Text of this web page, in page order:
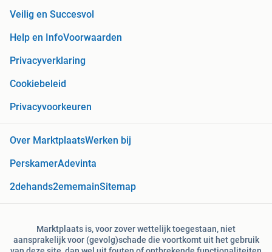
Veilig en Succesvol
Help en InfoVoorwaarden
Privacyverklaring
Cookiebeleid
Privacyvoorkeuren
Over MarktplaatsWerken bij
PerskamerAdevinta
2dehands2ememainSitemap
Marktplaats is, voor zover wettelijk toegestaan, niet
aansprakelijk voor (gevolg)schade die voortkomt uit het gebruik